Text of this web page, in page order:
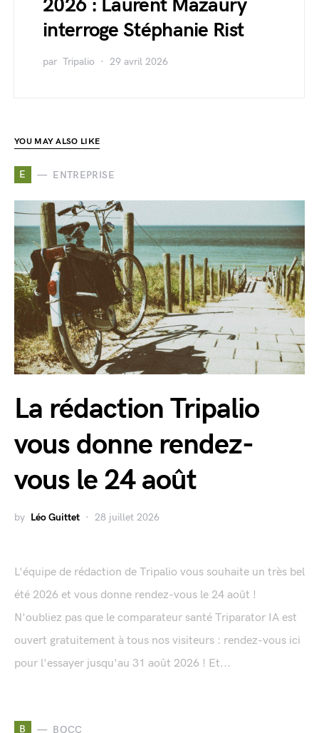
2026 : Laurent Mazaury
interroge Stéphanie Rist
par Tripalio 29 avril 2026
YOU MAY ALSO LIKE
E ENTREPRISE
La rédaction Tripalio
vous donne rendez-
vous le 24 août
by Léo Guittet 28 juillet 2026
L'équipe de rédaction de Tripalio vous souhaite un très bel
été 2026 et vous donne rendez-vous le 24 août !
N'oubliez pas que le comparateur santé Triparator IA est
ouvert gratuitement à tous nos visiteurs : rendez-vous ici
pour l'essayer jusqu'au 31 août 2026 ! Et...
B BOCC